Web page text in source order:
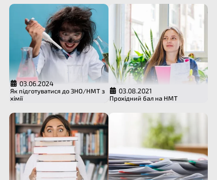
03.06.2024
Як підготуватися до ЗНО/НМТ з
хімії
03.08.2021
Прохідний бал на НМТ